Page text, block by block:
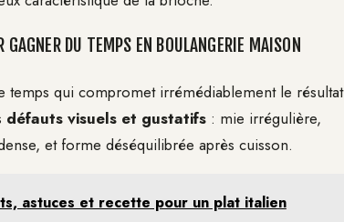
GAGNER DU TEMPS EN BOULANGERIE MAISON
temps qui compromet irrémédiablement le résultat
défauts visuels et gustatifs : mie irrégulière,
et forme déséquilibrée après cuisson.
astuces et recette pour un plat italien